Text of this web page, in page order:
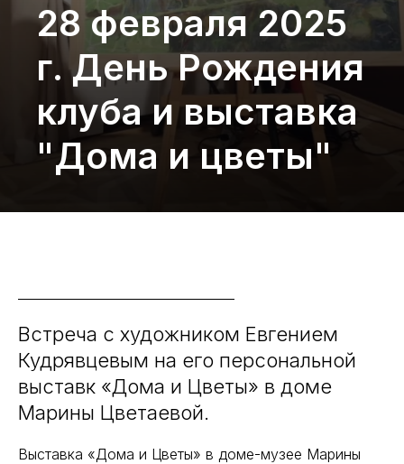
28 февраля 2025
г. День Рождения
клуба и выставка
"Дома и цветы"
Встреча с художником Евгением
Кудрявцевым на его персональной
выставк «Дома и Цветы» в доме
Марины Цветаевой.
Выставка «Дома и Цветы» в доме-музее Марины